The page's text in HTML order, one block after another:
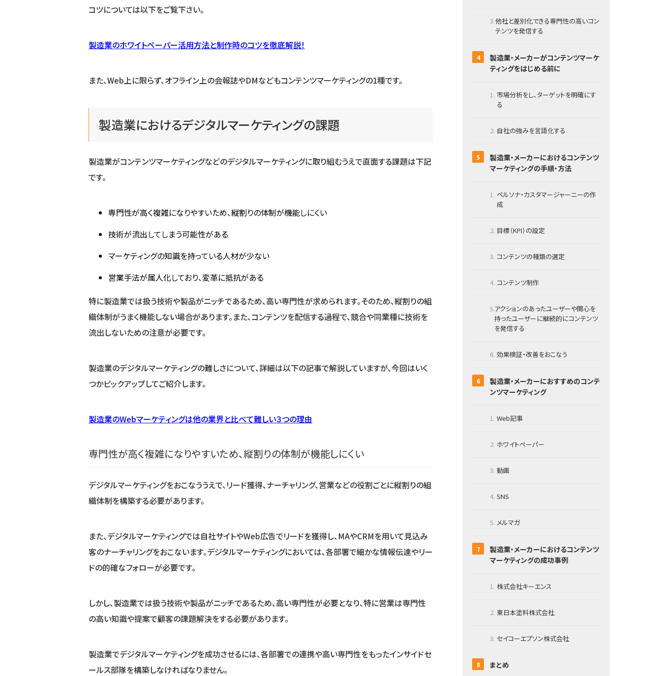
コツについては以下をご覧下さい。
製造業のホワイトペーパー活用方法と制作時のコツを徹底解説！
また、Web上に限らず、オフライン上の会報誌やDMなどもコンテンツマーケティングの1種です。
製造業におけるデジタルマーケティングの課題
製造業がコンテンツマーケティングなどのデジタルマーケティングに取り組むうえで直面する課題は下記
です。
専門性が高く複雑になりやすいため、縦割りの体制が機能しにくい
技術が流出してしまう可能性がある
マーケティングの知識を持っている人材が少ない
営業手法が属人化しており、変革に抵抗がある
特に製造業では扱う技術や製品がニッチであるため、高い専門性が求められます。そのため、縦割りの組
織体制がうまく機能しない場合があります。また、コンテンツを配信する過程で、競合や同業種に技術を
流出しないための注意が必要です。
製造業のデジタルマーケティングの難しさについて、詳細は以下の記事で解説していますが、今回はいく
つかピックアップしてご紹介します。
製造業のWebマーケティングは他の業界と比べて難しい３つの理由
専門性が高く複雑になりやすいため、縦割りの体制が機能しにくい
デジタルマーケティングをおこなううえで、リード獲得、ナーチャリング、営業などの役割ごとに縦割りの組
織体制を構築する必要があります。
また、デジタルマーケティングでは自社サイトやWeb広告でリードを獲得し、MAやCRMを用いて見込み
客のナーチャリングをおこないます。デジタルマーケティングにおいては、各部署で細かな情報伝達やリー
ドの的確なフォローが必要です。
しかし、製造業では扱う技術や製品がニッチであるため、高い専門性が必要となり、特に営業は専門性
の高い知識や提案で顧客の課題解決をする必要があります。
製造業でデジタルマーケティングを成功させるには、各部署での連携や高い専門性をもったインサイドセ
ールス部隊を構築しなければなりません。
他社と差別化できる専門性の高いコン
テンツを発信する
製造業・メーカーがコンテンツマーケ
ティングをはじめる前に
市場分析をし、ターゲットを明確にす
る
自社の強みを言語化する
製造業・メーカーにおけるコンテンツ
マーケティングの手順・方法
ペルソナ・カスタマージャーニーの作
成
目標（KPI）の設定
コンテンツの種類の選定
コンテンツ制作
アクションのあったユーザーや関心を
持ったユーザーに継続的にコンテンツ
を発信する
効果検証・改善をおこなう
製造業・メーカーにおすすめのコンテ
ンツマーケティング
Web記事
ホワイトぺーパー
動画
SNS
メルマガ
製造業・メーカーにおけるコンテンツ
マーケティングの成功事例
株式会社キーエンス
東日本塗料株式会社
セイコーエプソン株式会社
まとめ